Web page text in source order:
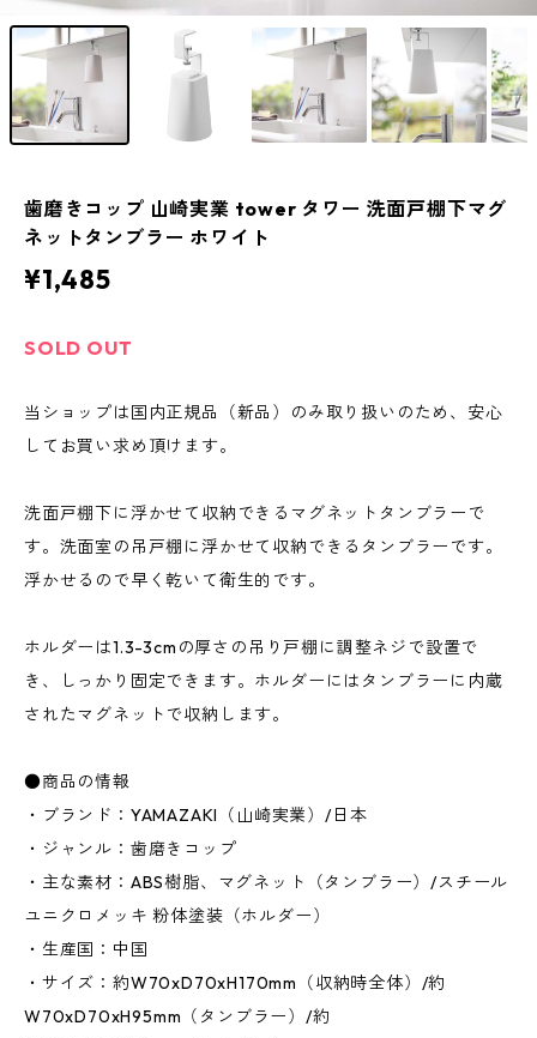
歯磨きコップ 山崎実業 tower タワー 洗面戸棚下マグ
ネットタンブラー ホワイト
¥1,485
SOLD OUT
当ショップは国内正規品（新品）のみ取り扱いのため、安心
してお買い求め頂けます。
洗面戸棚下に浮かせて収納できるマグネットタンブラーで
す。洗面室の吊戸棚に浮かせて収納できるタンブラーです。
浮かせるので早く乾いて衛生的です。
ホルダーは1.3-3cmの厚さの吊り戸棚に調整ネジで設置で
き、しっかり固定できます。ホルダーにはタンブラーに内蔵
されたマグネットで収納します。
●商品の情報
・ブランド：YAMAZAKI（山崎実業）/日本
・ジャンル：歯磨きコップ
・主な素材：ABS樹脂、マグネット（タンブラー）/スチール
ユニクロメッキ 粉体塗装（ホルダー）
・生産国：中国
・サイズ：約W70xD70xH170mm（収納時全体）/約
W70xD70xH95mm（タンブラー）/約